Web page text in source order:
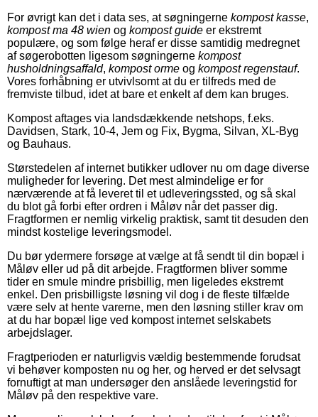
For øvrigt kan det i data ses, at søgningerne kompost kasse,
kompost ma 48 wien og kompost guide er ekstremt
populære, og som følge heraf er disse samtidig medregnet
af søgerobotten ligesom søgningerne kompost
husholdningsaffald, kompost orme og kompost regenstauf.
Vores forhåbning er utvivlsomt at du er tilfreds med de
fremviste tilbud, idet at bare et enkelt af dem kan bruges.
Kompost aftages via landsdækkende netshops, f.eks.
Davidsen, Stark, 10-4, Jem og Fix, Bygma, Silvan, XL-Byg
og Bauhaus.
Størstedelen af internet butikker udlover nu om dage diverse
muligheder for levering. Det mest almindelige er for
nærværende at få leveret til et udleveringssted, og så skal
du blot gå forbi efter ordren i Måløv når det passer dig.
Fragtformen er nemlig virkelig praktisk, samt tit desuden den
mindst kostelige leveringsmodel.
Du bør ydermere forsøge at vælge at få sendt til din bopæl i
Måløv eller ud på dit arbejde. Fragtformen bliver somme
tider en smule mindre prisbillig, men ligeledes ekstremt
enkel. Den prisbilligste løsning vil dog i de fleste tilfælde
være selv at hente varerne, men den løsning stiller krav om
at du har bopæl lige ved kompost internet selskabets
arbejdslager.
Fragtperioden er naturligvis vældig bestemmende forudsat
vi behøver komposten nu og her, og herved er det selvsagt
fornuftigt at man undersøger den anslåede leveringstid for
Måløv på den respektive vare.